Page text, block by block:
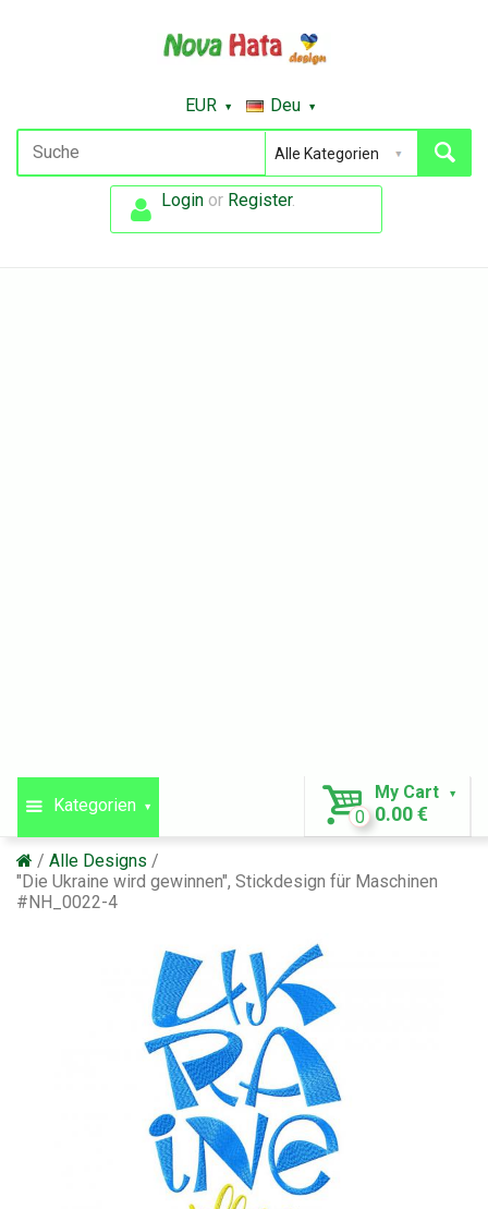
EUR Deu
Login or Register.
Kategorien
My Cart
0 0.00 €
Alle Designs
"Die Ukraine wird gewinnen", Stickdesign für Maschinen
#NH_0022-4